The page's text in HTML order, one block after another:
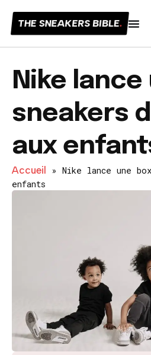
THE SNEAKERS BIBLE.
Nike lance
sneakers
aux
Accueil » Nike lance une
enfants